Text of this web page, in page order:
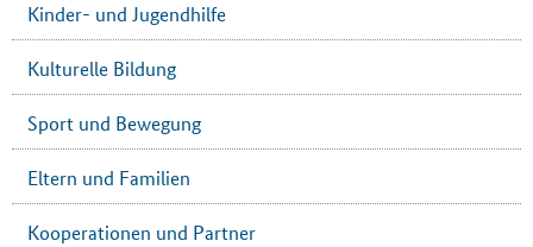
Kinder- und Jugendhilfe
Kulturelle Bildung
Sport und Bewegung
Eltern und Familien
Kooperationen und Partner